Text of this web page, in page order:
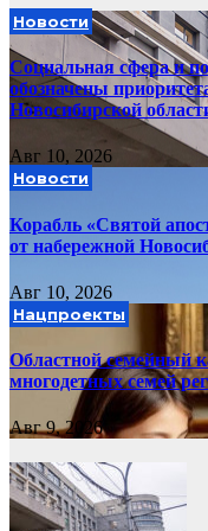
Новости
Социальная сфера и
обозначены
Новосибирской
Авг 10, 2026
Новости
Корабль «Святой
от набережной
Авг 10, 2026
Нацпроекты
Областной семейный
многодетных семей
Авг 9, 2026